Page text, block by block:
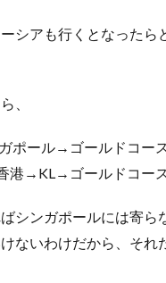
シアも行くとなったら
、
ール→ゴールドコー
→KL→ゴールドコー
シンガポールには寄ら
ないわけだから、それ